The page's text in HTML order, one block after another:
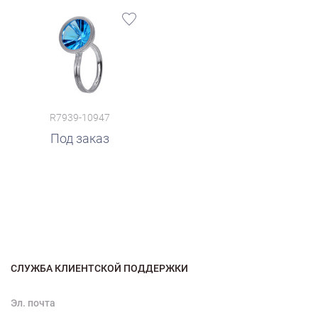
R7939-10947
Под заказ
СЛУЖБА КЛИЕНТСКОЙ ПОДДЕРЖКИ
Эл. почта